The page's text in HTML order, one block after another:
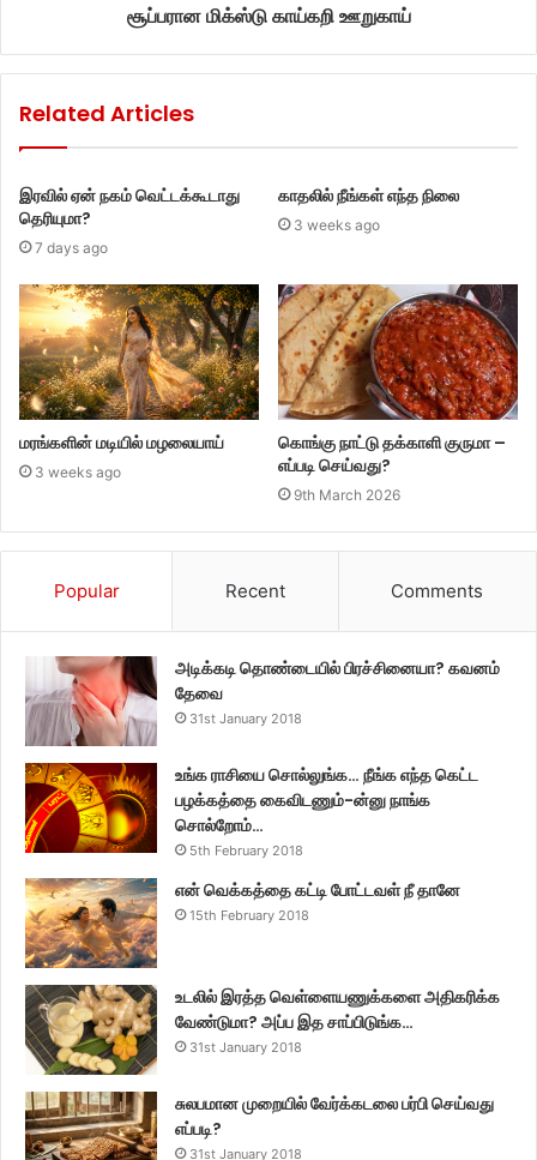
சூப்பரான மிக்ஸ்டு காய்கறி ஊறுகாய்
Related Articles
இரவில் ஏன் நகம் வெட்டக்கூடாது
தெரியுமா?
7 days ago
காதலில் நீங்கள் எந்த நிலை
3 weeks ago
மரங்களின் மடியில் மழலையாய்
3 weeks ago
கொங்கு நாட்டு தக்காளி குருமா –
எப்படி செய்வது?
9th March 2026
Popular Recent Comments
அடிக்கடி தொண்டையில் பிரச்சினையா? கவனம்
தேவை
31st January 2018
உங்க ராசியை சொல்லுங்க… நீங்க எந்த கெட்ட
பழக்கத்தை கைவிடணும்-ன்னு நாங்க
சொல்றோம்…
5th February 2018
என் வெக்கத்தை கட்டி போட்டவள் நீ தானே
15th February 2018
உடலில் இரத்த வெள்ளையணுக்களை அதிகரிக்க
வேண்டுமா? அப்ப இத சாப்பிடுங்க…
31st January 2018
சுலபமான முறையில் வேர்க்கடலை பர்பி செய்வது
எப்படி?
31st January 2018